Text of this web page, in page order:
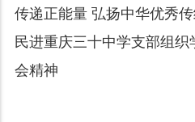
传递正能量 弘扬中华优秀
民进重庆三十中学支部组
会精神